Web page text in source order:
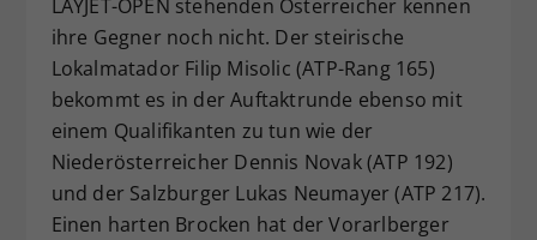
LAYJET-OPEN stehenden Österreicher kennen
ihre Gegner noch nicht. Der steirische
Lokalmatador Filip Misolic (ATP-Rang 165)
bekommt es in der Auftaktrunde ebenso mit
einem Qualifikanten zu tun wie der
Niederösterreicher Dennis Novak (ATP 192)
und der Salzburger Lukas Neumayer (ATP 217).
Einen harten Brocken hat der Vorarlberger